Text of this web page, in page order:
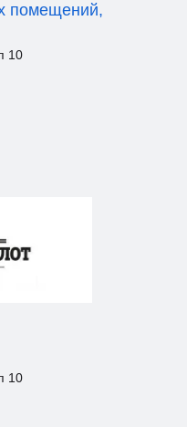
помещений,
10
10